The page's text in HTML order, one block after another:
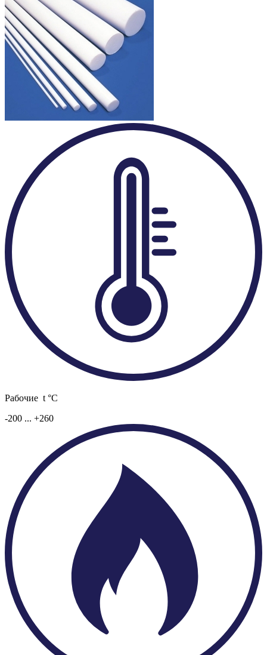
Рабочие t °C
-200 ... +260